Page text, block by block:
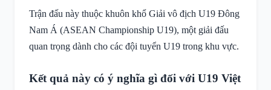
Trận đấu này thuộc khuôn khổ Giải vô địch U19 Đông
Nam Á (ASEAN Championship U19), một giải đấu
quan trọng dành cho các đội tuyển U19 trong khu vực.
Kết quả này có ý nghĩa gì đối với U19 Việt